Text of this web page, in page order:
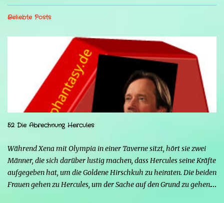
Beliebte Posts
52 Die Abrechnung Hercules
Während Xena mit Olympia in einer Taverne sitzt, hört sie zwei
Männer, die sich darüber lustig machen, dass Hercules seine Kräfte
aufgegeben hat, um die Goldene Hirschkuh zu heiraten. Die beiden
Frauen gehen zu Hercules, um der Sache auf den Grund zu gehen.